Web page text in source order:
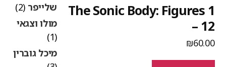
The Sonic Body: Figures
–
₪
שלייפר(2)
מולו וצגאי
מיכל גוברין